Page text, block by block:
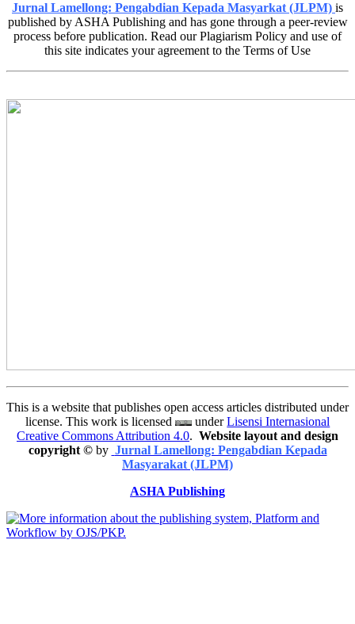
Jurnal Lamellong: Pengabdian Kepada Masyarkat (JLPM) is
published by ASHA Publishing and has gone through a peer-review
process before publication. Read our Plagiarism Policy and use of
this site indicates your agreement to the Terms of Use
This is a website that publishes open access articles distributed under
license. This work is licensed
underLisensi Internasional
Creative Commons Attribution 4.0. Website layout and design
copyright© by Jurnal Lamellong: Pengabdian Kepada
Masyarakat (JLPM)
ASHA Publishing